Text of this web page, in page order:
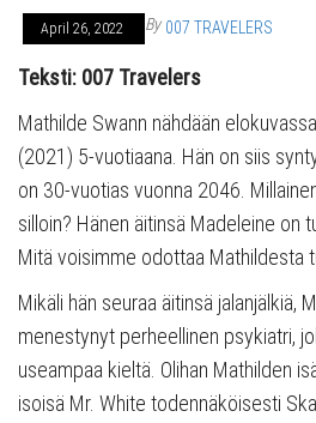
April 26, 2022 By 007 TRAVELERS
Teksti: 007 Travelers
Mathilde Swann nähdään
(2021) 5-vuotiaana. Hän on siis
on 30-vuotias vuonna 2046.
silloin? Hänen äitinsä Madeleine on
Mitä voisimme odottaa Mathildesta
Mikäli hän seuraa äitinsä jalanjälkiä,
menestynyt perheellinen psykiatri,
useampaa kieltä. Olihan Mathilden
isoisä Mr. White todennäköisesti